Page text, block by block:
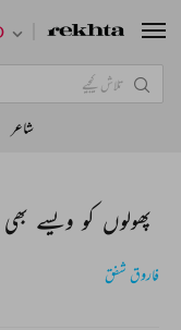
پھولوں کو ویسے
فاروق شفق
شاعر